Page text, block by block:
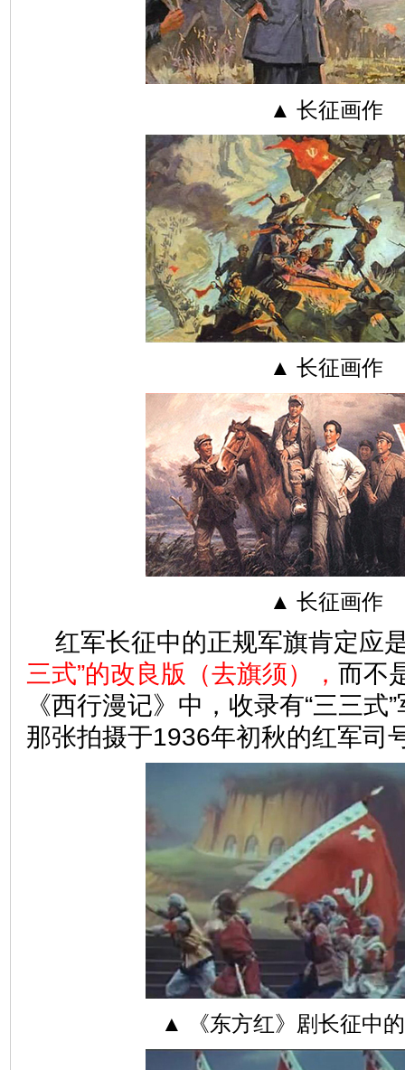
▲ 长征画作
▲ 长征画作
▲ 长征画作
红军长征中的正规军旗肯定应
三式”的改良版（去旗须）， 而不
《西行漫记》中，收录有“三三式
那张拍摄于1936年初秋的红军司
▲ 《东方红》剧长征中